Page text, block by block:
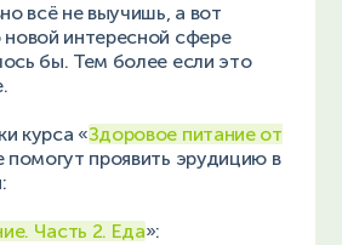
всё не выучишь, а вот
интересной сфере
бы. Тем более если это
курса «Здоровое питание от
помогут проявить эрудицию в
Часть 2. Еда»: